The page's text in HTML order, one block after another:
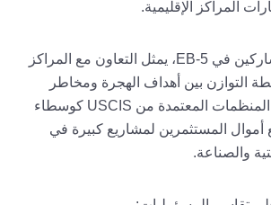
المراكز الإقليمية.
بالنسبة لمعظم المشاركين في EB-5، يمثل التعاون مع المراكز
التوازن بين أهداف الهجرة ومخاطر
الاستثمار. تعمل هذه المنظمات المعتمدة من USCIS كوسطاء
المستثمرين لمشاريع كبيرة في
والصناعة.